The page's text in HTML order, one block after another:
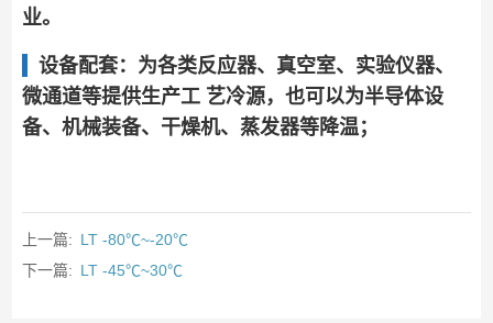
业。
设备配套：为各类反应器、真空室、实验仪器、
微通道等提供生产工 艺冷源，也可以为半导体设
备、机械装备、干燥机、蒸发器等降温；
上一篇: LT -80℃~-20℃
下一篇: LT -45℃~30℃